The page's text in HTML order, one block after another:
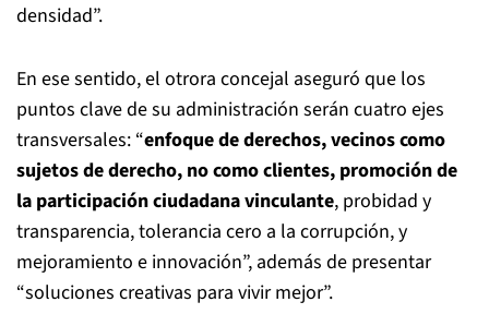
densidad”.
En ese sentido, el otrora concejal aseguró que los
puntos clave de su administración serán cuatro ejes
transversales: “enfoque de derechos, vecinos como
sujetos de derecho, no como clientes, promoción de
la participación ciudadana vinculante, probidad y
transparencia, tolerancia cero a la corrupción, y
mejoramiento e innovación”, además de presentar
“soluciones creativas para vivir mejor”.